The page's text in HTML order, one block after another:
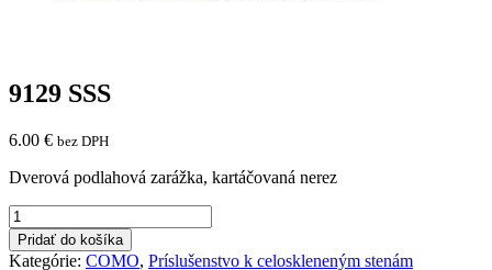
9129 SSS
6.00 € bez DPH
Dverová podlahová zarážka, kartáčovaná nerez
množstvo
9129
SSS
Pridať do košíka
Kategórie: COMO, Príslušenstvo k celoskleneným stenám